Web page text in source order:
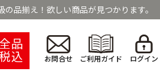
品揃え！欲しい商品が見つかります。
品
込 お問合せ ご利用ガイド ログイン